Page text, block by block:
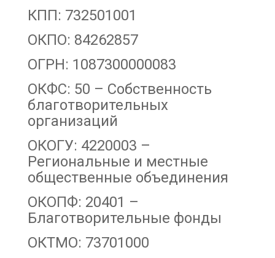
КПП: 732501001
ОКПО: 84262857
ОГРН: 1087300000083
ОКФС: 50 – Собственность
благотворительных
организаций
ОКОГУ: 4220003 –
Региональные и местные
общественные объединения
ОКОПФ: 20401 –
Благотворительные фонды
ОКТМО: 73701000